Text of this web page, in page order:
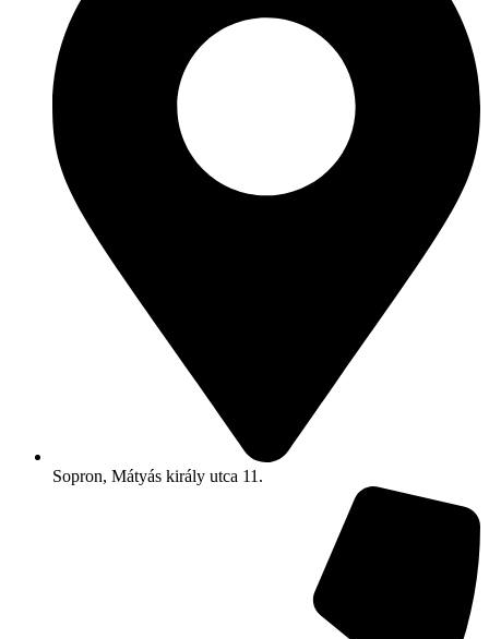
Sopron, Mátyás király utca 11.